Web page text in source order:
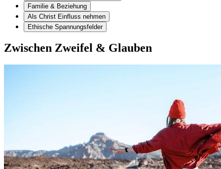
Familie & Beziehung
Als Christ Einfluss nehmen
Ethische Spannungsfelder
Zwischen Zweifel & Glauben